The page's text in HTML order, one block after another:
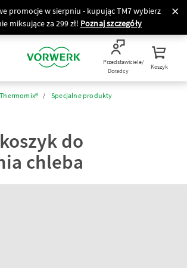
promocje w sierpniu - kupując TM7 wybierz
miksujące za 299 zł! Poznaj szczegóły
Przedstawiciele/
Doradcy
Koszyk
Thermomix® Specjalne produkty
do
chleba